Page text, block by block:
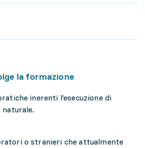
la formazione
inerenti l’esecuzione di
o stranieri che attualmente